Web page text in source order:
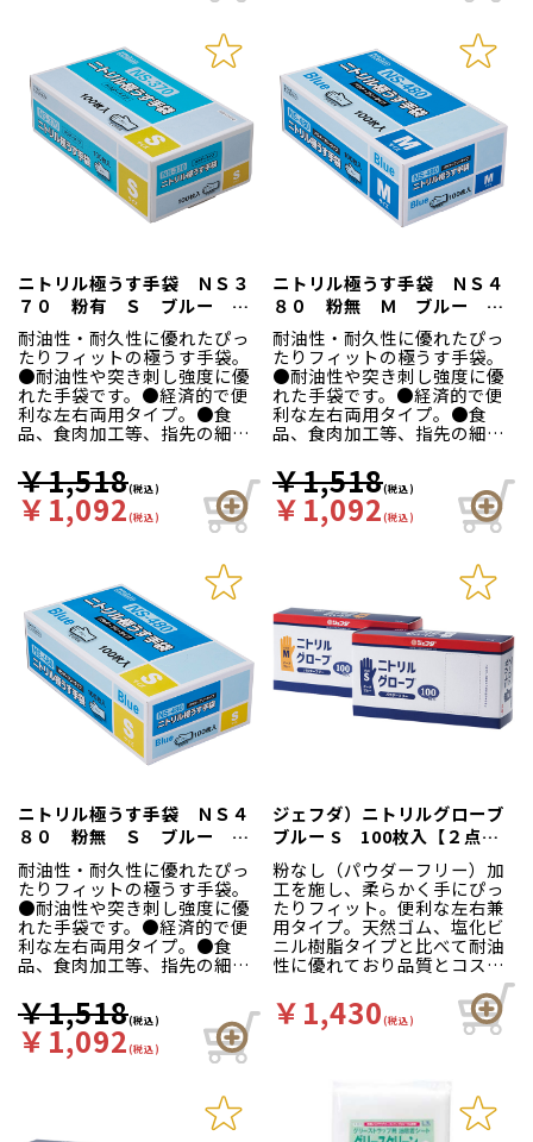
ニトリル極うす手袋 ＮＳ３
７０ 粉有 Ｓ ブルー １
００枚入
耐油性・耐久性に優れたぴっ
たりフィットの極うす手袋。
●耐油性や突き刺し強度に優
れた手袋です。●経済的で便
利な左右両用タイプ。●食
品、食肉加工等、指先の細か
合。
￥1,518(税込)
￥1,092(税込)
ニトリル極うす手袋 ＮＳ４
８０ 粉無 Ｍ ブルー １
００枚入
耐油性・耐久性に優れたぴっ
たりフィットの極うす手袋。
●耐油性や突き刺し強度に優
れた手袋です。●経済的で便
利な左右両用タイプ。●食
品、食肉加工等、指先の細か
合。
￥1,518(税込)
￥1,092(税込)
ニトリル極うす手袋 ＮＳ４
８０ 粉無 Ｓ ブルー １
００枚入
耐油性・耐久性に優れたぴっ
たりフィットの極うす手袋。
●耐油性や突き刺し強度に優
れた手袋です。●経済的で便
利な左右両用タイプ。●食
品、食肉加工等、指先の細か
い作業に。●食品衛生法適
合。
￥1,518(税込)
￥1,092(税込)
ジェフダ）ニトリルグローブ
ブルー S 100枚入【２点ま
で】
粉なし（パウダーフリー）加
工を施し、柔らかく手にぴっ
たりフィット。便利な左右兼
用タイプ。天然ゴム、塩化ビ
ニル樹脂タイプと比べて耐油
性に優れており品質とコスト
す。
￥1,430(税込)